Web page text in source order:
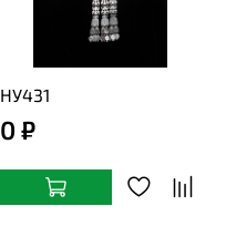
НУ431
0 ₽